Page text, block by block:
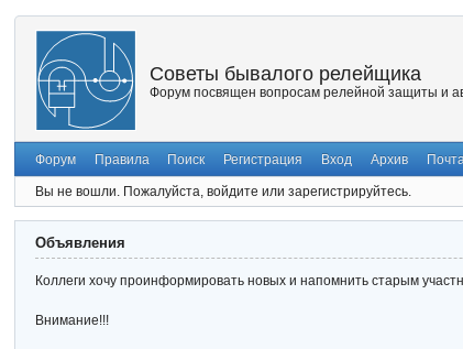
Советы бывалого релейщика
Форум посвящен вопросам релейной защиты и
Форум Правила Поиск Регистрация Вход Архив
Вы не вошли. Пожалуйста, войдите или зарегистрируйтесь.
Объявления
Коллеги хочу проинформировать новых и напомнить старым
Внимание!!!